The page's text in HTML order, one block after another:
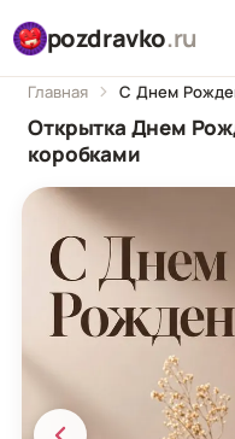
pozdravko.ru
Главная С Днем
Открытка Днем
коробками